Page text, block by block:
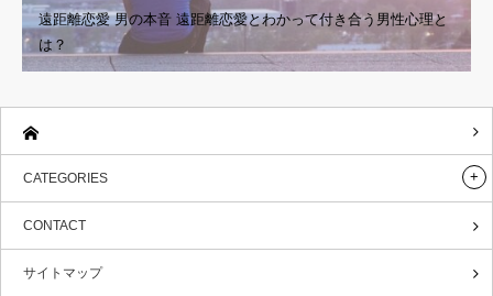
遠距離恋愛 男の本音 遠距離恋愛とわかって付き合う男性心理と
は？
CATEGORIES
CONTACT
サイトマップ